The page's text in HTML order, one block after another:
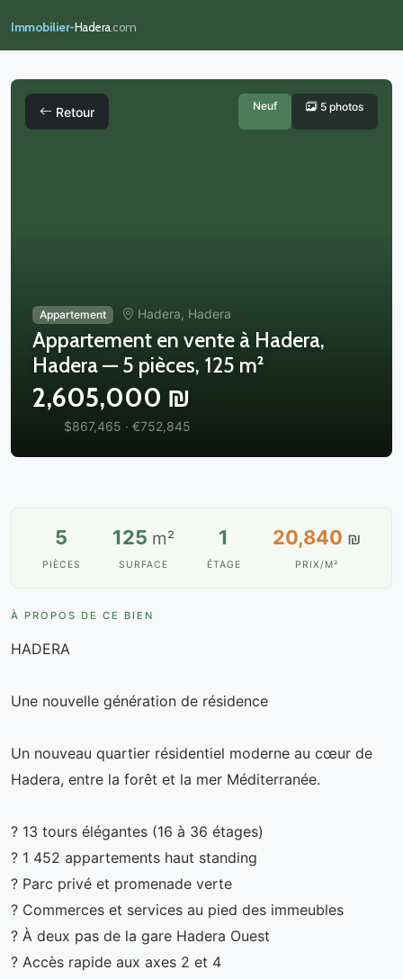
Immobilier-Hadera.com
Retour Neuf 5 photos
Appartement Hadera, Hadera
Appartement en vente à Hadera,
Hadera — 5 pièces, 125 m²
2,605,000 ₪
$867,465 · €752,845
5
PIÈCES
125 m²
SURFACE
1
ÉTAGE
20,840 ₪
PRIX/M²
À PROPOS DE CE BIEN
HADERA
Une nouvelle génération de résidence
Un nouveau quartier résidentiel moderne au cœur de
Hadera, entre la forêt et la mer Méditerranée.
? 13 tours élégantes (16 à 36 étages)
? 1 452 appartements haut standing
? Parc privé et promenade verte
? Commerces et services au pied des immeubles
? À deux pas de la gare Hadera Ouest
? Accès rapide aux axes 2 et 4